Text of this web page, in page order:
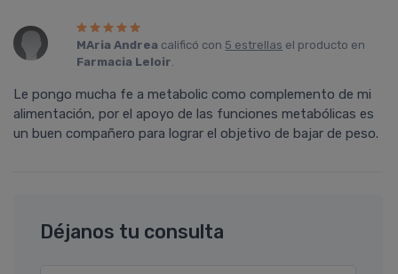
MAria Andrea calificó con 5 estrellas el producto en
Farmacia Leloir.
Le pongo mucha fe a metabolic como complemento de mi
alimentación, por el apoyo de las funciones metabólicas es
un buen compañero para lograr el objetivo de bajar de peso.
Déjanos tu consulta